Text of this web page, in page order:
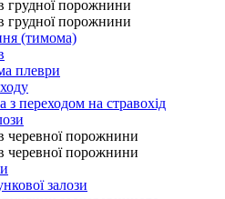
грудної порожнини
грудної порожнини
(тимома)
плеври
з переходом на стравохід
черевної порожнини
черевної порожнини
залози